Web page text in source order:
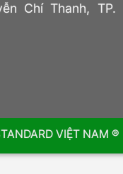
Chí Thanh, TP.
VIỆT NAM ®